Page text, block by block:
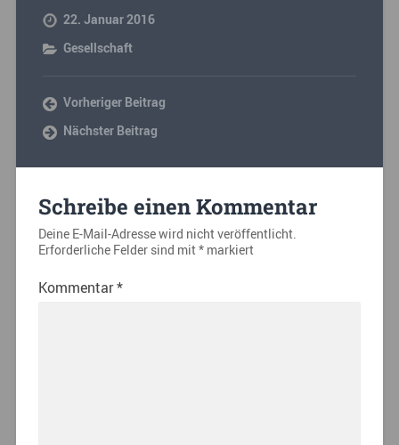
22. Januar 2016
Gesellschaft
Vorheriger Beitrag
Nächster Beitrag
Schreibe einen Kommentar
Deine E-Mail-Adresse wird nicht veröffentlicht.
Erforderliche Felder sind mit*markiert
Kommentar*